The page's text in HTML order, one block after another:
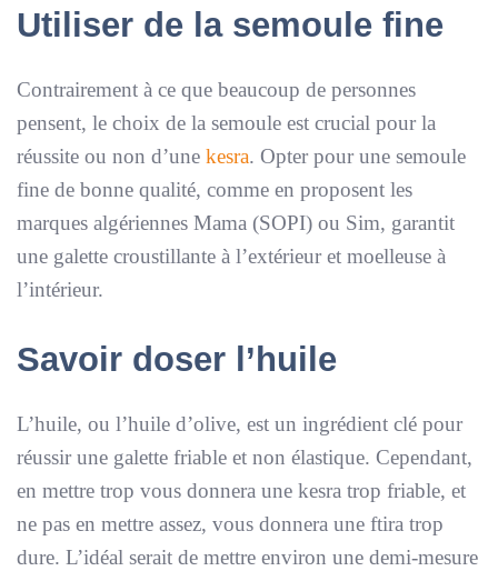
Utiliser de la semoule fine
Contrairement à ce que beaucoup de personnes
pensent, le choix de la semoule est crucial pour la
réussite ou non d’une kesra. Opter pour une semoule
fine de bonne qualité, comme en proposent les
marques algériennes Mama (SOPI) ou Sim, garantit
une galette croustillante à l’extérieur et moelleuse à
l’intérieur.
Savoir doser l’huile
L’huile, ou l’huile d’olive, est un ingrédient clé pour
réussir une galette friable et non élastique. Cependant,
en mettre trop vous donnera une kesra trop friable, et
ne pas en mettre assez, vous donnera une ftira trop
dure. L’idéal serait de mettre environ une demi-mesure